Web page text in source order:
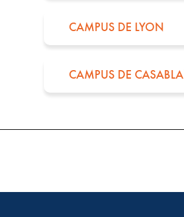
CAMPUS DE LYON
CAMPUS DE